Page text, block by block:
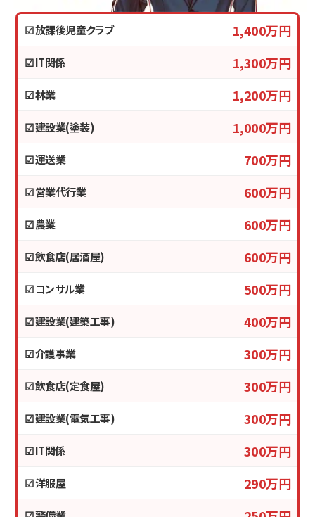
☑ 放課後児童クラブ 1,400万円
☑ IT関係 1,300万円
☑ 林業 1,200万円
☑ 建設業(塗装) 1,000万円
☑ 運送業 700万円
☑ 営業代行業 600万円
☑ 農業 600万円
☑ 飲食店(居酒屋) 600万円
☑ コンサル業 500万円
☑ 建設業(建築工事) 400万円
☑ 介護事業 300万円
☑ 飲食店(定食屋) 300万円
☑ 建設業(電気工事) 300万円
☑ IT関係 300万円
☑ 洋服屋 290万円